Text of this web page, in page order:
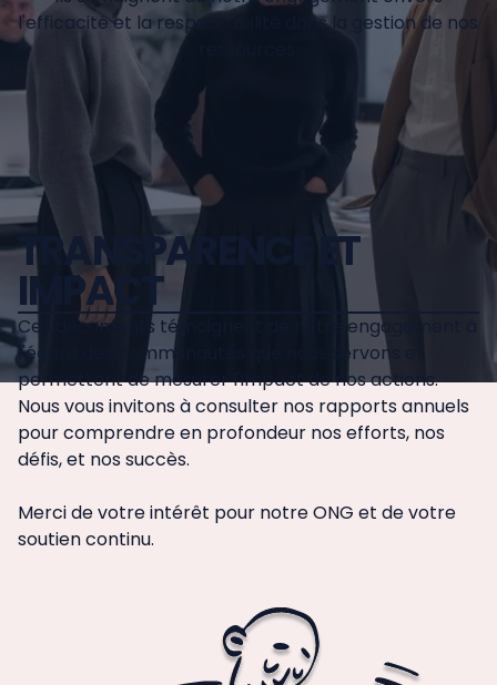
l'efficacité et la responsabilité dans la gestion de nos
TRANSPARENCE ET
IMPACT
Ces documents témoignent de notre engagement à
l'égard des communautés que nous servons et
permettent de mesurer l'impact de nos actions.
Nous vous invitons à consulter nos rapports annuels
pour comprendre en profondeur nos efforts, nos
défis, et nos succès.
Merci de votre intérêt pour notre ONG et de votre
soutien continu.